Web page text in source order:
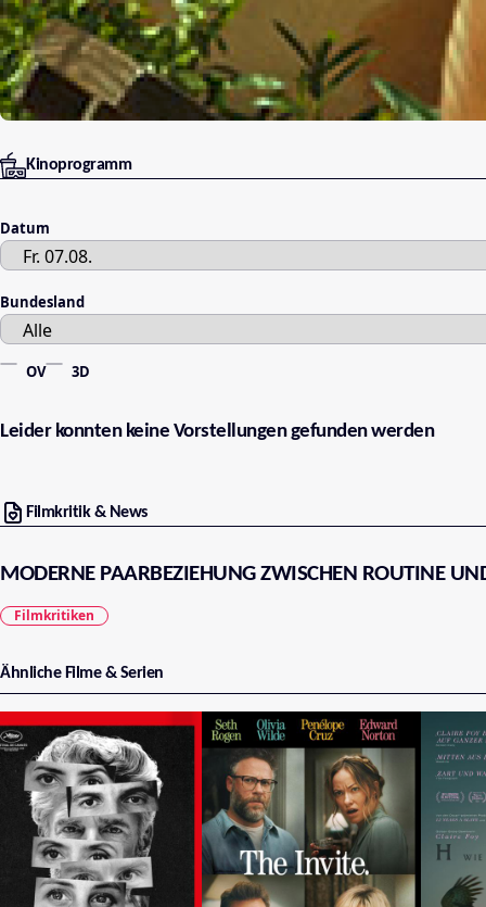
Kinoprogramm
Datum
Bundesland
OV 3D
Leider konnten keine Vorstellungen gefunden werden
Filmkritik & News
MODERNE PAARBEZIEHUNG ZWISCHEN ROUTINE
Filmkritiken
Ähnliche Filme & Serien